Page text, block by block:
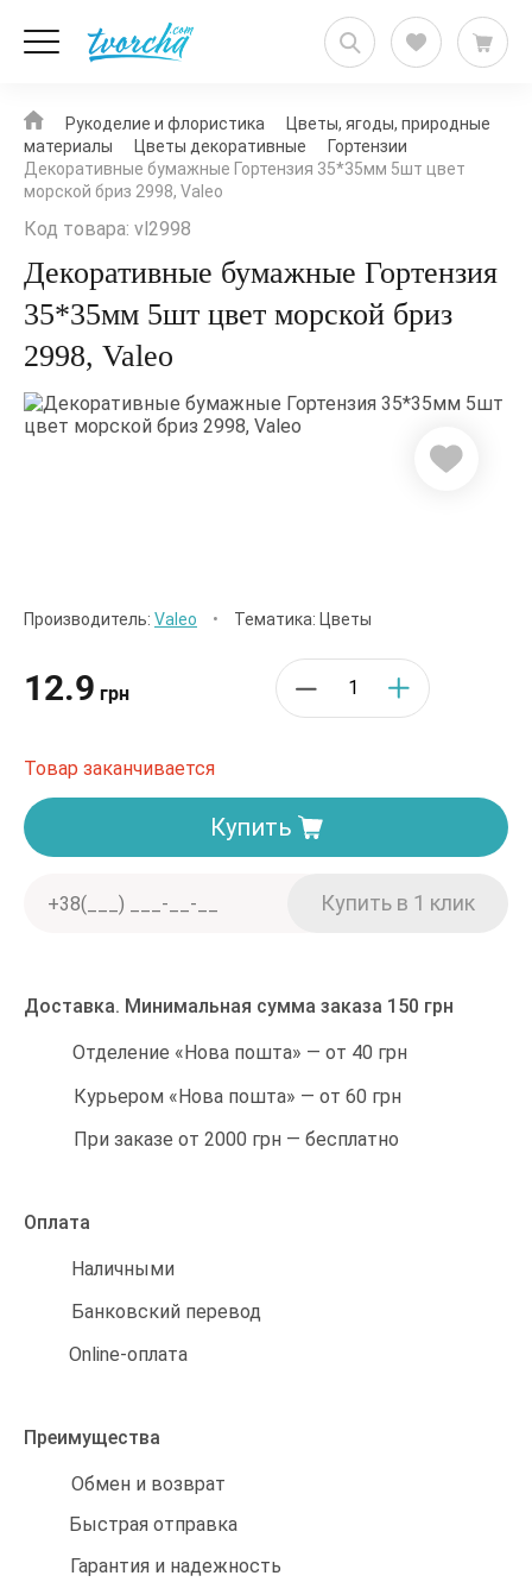
Рукоделие и флористика
Цветы, ягоды, природные
материалы
Цветы декоративные
Гортензии
Декоративные бумажные Гортензия 35*35мм 5шт цвет
морской бриз 2998, Valeo
Код товара: vl2998
Декоративные бумажные Гортензия
35*35мм 5шт цвет морской бриз
2998, Valeo
Производитель: Valeo • Тематика: Цветы
12.9 грн
Товар заканчивается
Купить
Доставка. Минимальная сумма заказа 150 грн
Отделение «Нова пошта» — от 40 грн
Курьером «Нова пошта» — от 60 грн
При заказе от 2000 грн — бесплатно
Оплата
Наличными
Банковский перевод
Online-оплата
Преимущества
Обмен и возврат
Быстрая отправка
Гарантия и надежность